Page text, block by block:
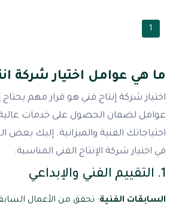
1
ما هي عوامل اختيار شركة
اختيار شركة إنتاج فني هو قرار مهم
عوامل لضمان الحصول على خدمات
احتياجاتك الفنية والميزانية. إليك بعض
في اختيار شركة الإنتاج الفني المناسبة:
1. التقييم الفني والإبداعي
السابقات الفنية: تحقق من الأعمال